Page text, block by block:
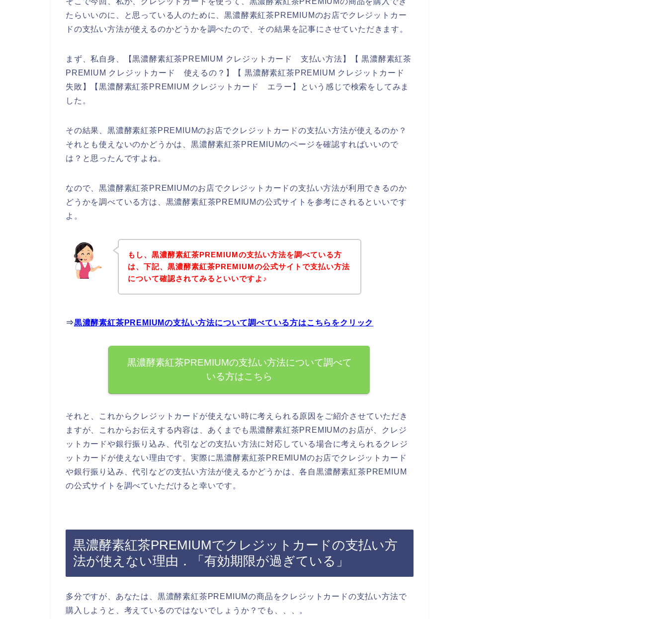
たらいいのに、と思っている人のために、黒濃酵素紅茶PREMIUMのお店でクレジットカー
ドの支払い方法が使えるのかどうかを調べたので、その結果を記事にさせていただきます。
まず、私自身、【黒濃酵素紅茶PREMIUM クレジットカード 支払い方法】【 黒濃酵素紅茶
PREMIUM クレジットカード 使えるの？】【 黒濃酵素紅茶PREMIUM クレジットカード
失敗】【黒濃酵素紅茶PREMIUM クレジットカード エラー】という感じで検索をしてみま
した。
その結果、黒濃酵素紅茶PREMIUMのお店でクレジットカードの支払い方法が使えるのか？
それとも使えないのかどうかは、黒濃酵素紅茶PREMIUMのページを確認すればいいので
は？と思ったんですよね。
なので、黒濃酵素紅茶PREMIUMのお店でクレジットカードの支払い方法が利用できるのか
どうかを調べている方は、黒濃酵素紅茶PREMIUMの公式サイトを参考にされるといいです
よ。
もし、黒濃酵素紅茶PREMIUMの支払い方法を調べている方
は、下記、黒濃酵素紅茶PREMIUMの公式サイトで支払い方法
について確認されてみるといいですよ♪
⇒黒濃酵素紅茶PREMIUMの支払い方法について調べている方はこちらをクリック
黒濃酵素紅茶PREMIUMの支払い方法について調べて
いる方はこちら
それと、これからクレジットカードが使えない時に考えられる原因をご紹介させていただき
ますが、これからお伝えする内容は、あくまでも黒濃酵素紅茶PREMIUMのお店が、クレジ
ットカードや銀行振り込み、代引などの支払い方法に対応している場合に考えられるクレジ
ットカードが使えない理由です。実際に黒濃酵素紅茶PREMIUMのお店でクレジットカード
や銀行振り込み、代引などの支払い方法が使えるかどうかは、各自黒濃酵素紅茶PREMIUM
の公式サイトを調べていただけると幸いです。
黒濃酵素紅茶PREMIUMでクレジットカードの支払い方
法が使えない理由．「有効期限が過ぎている」
多分ですが、あなたは、黒濃酵素紅茶PREMIUMの商品をクレジットカードの支払い方法で
購入しようと、考えているのではないでしょうか？でも、、、。